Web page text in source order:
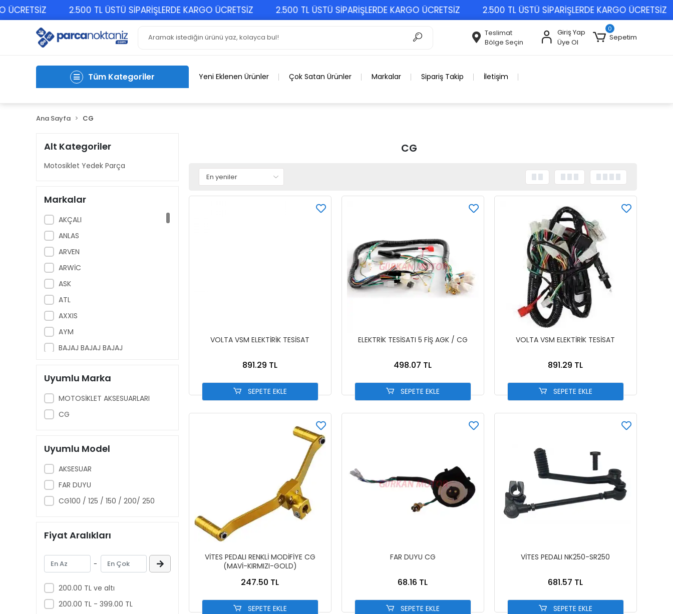
2.500 TL ÜSTÜ SİPARİŞLERDE KARGO ÜCRETSİZ 2.500 TL ÜSTÜ SİPARİŞLERDE KARGO ÜCRETSİZ 2.500 TL ÜSTÜ SİPARİŞLERDE KARGO ÜCRETSİZ
Teslimat
Bölge Seçin
Giriş Yap
Üye Ol
0
Sepetim
Tüm Kategoriler Yeni Eklenen Ürünler Çok Satan Ürünler Markalar Sipariş Takip İletişim
Ana Sayfa CG
Alt Kategoriler
Motosiklet Yedek Parça
Markalar
AKÇALI
ANLAS
ARVEN
ARWİC
ASK
ATL
AXXIS
AYM
BAJAJ BAJAJ BAJAJ
BAJAJ BAJAJ BAJAJ
BANDO
BEST
BİSİKLET
CASTROL
CF MOTO
CG
ÇINARLAR
CITY
Uyumlu Marka
MOTOSİKLET AKSESUARLARI
CG
Uyumlu Model
AKSESUAR
FAR DUYU
CG100 / 125 / 150 / 200/ 250
Fiyat Aralıkları
-
200.00 TL ve altı
200.00 TL - 399.00 TL
CG
VOLTA VSM ELEKTİRİK TESİSAT
891.29 TL
SEPETE EKLE
ELEKTRİK TESİSATI 5 FİŞ AGK / CG
498.07 TL
SEPETE EKLE
VOLTA VSM ELEKTİRİK TESİSAT
891.29 TL
SEPETE EKLE
VİTES PEDALI RENKLİ MODİFİYE CG
(MAVİ-KIRMIZI-GOLD)
247.50 TL
SEPETE EKLE
FAR DUYU CG
68.16 TL
SEPETE EKLE
VİTES PEDALI NK250-SR250
681.57 TL
SEPETE EKLE